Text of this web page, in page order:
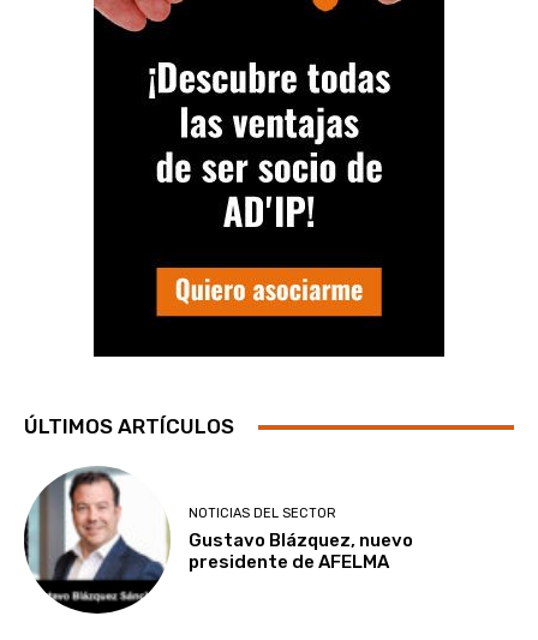
ÚLTIMOS ARTÍCULOS
NOTICIAS DEL SECTOR
Gustavo Blázquez, nuevo
presidente de AFELMA